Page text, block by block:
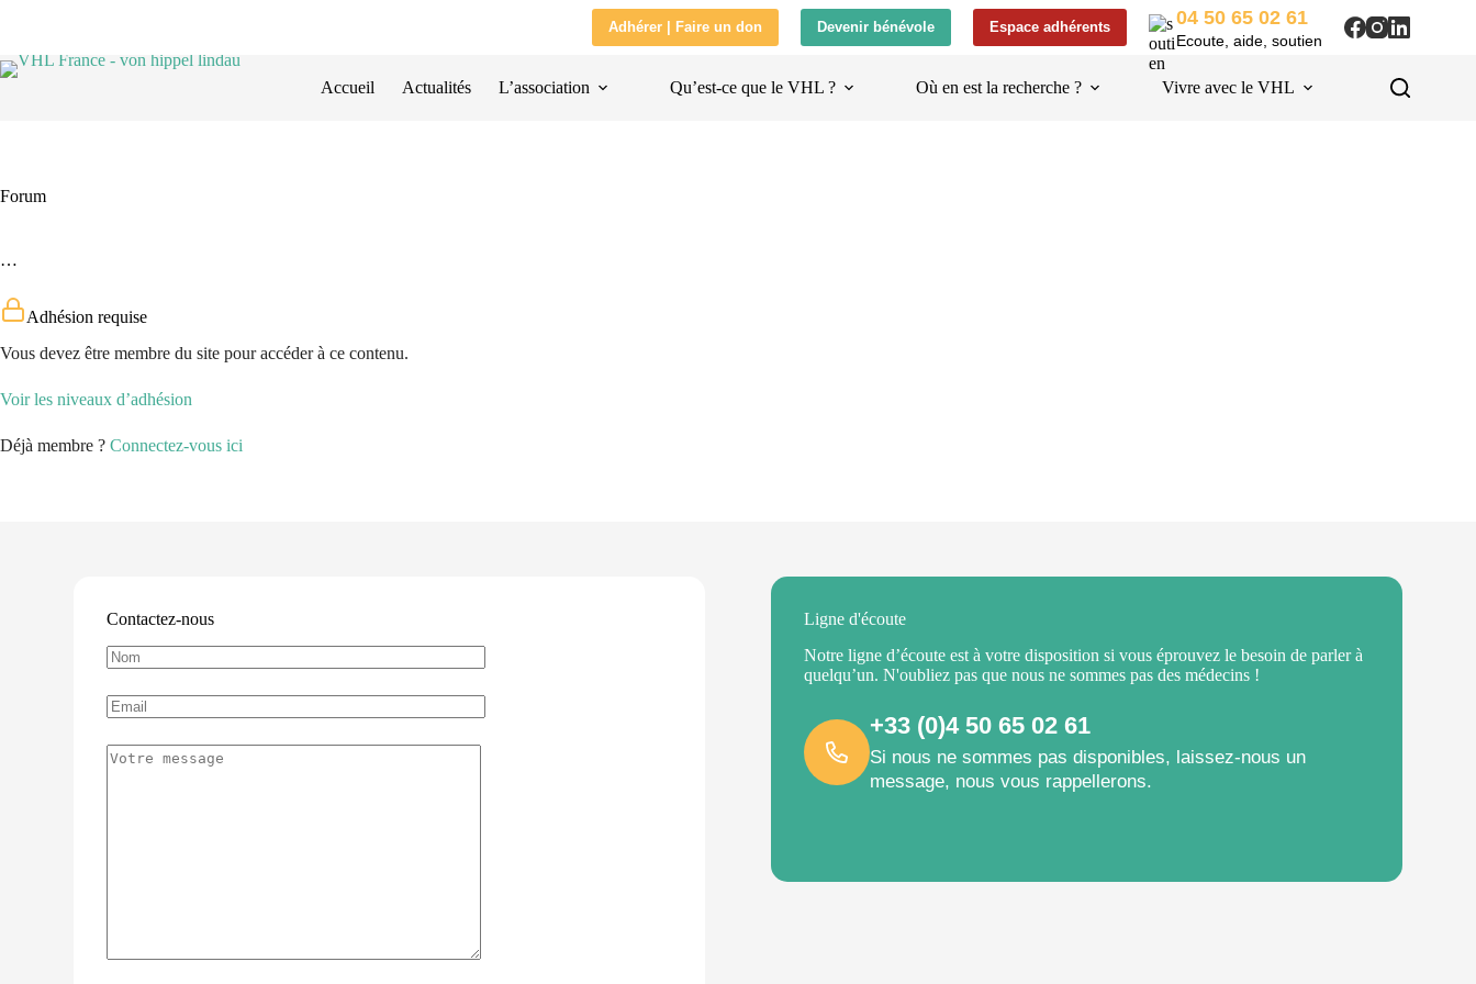
Adhérer | Faire un don Devenir bénévole Espace adhérents 04 50 65 02 61
Ecoute, aide, soutien
Accueil Actualités L’association Qu’est-ce que le VHL ? Où en est la recherche ? Vivre avec le VHL Liens utiles
Forum
…
Adhésion requise
Vous devez être membre du site pour accéder à ce contenu.
Voir les niveaux d’adhésion
Déjà membre ? Connectez-vous ici
Contactez-nous
Ligne d'écoute
Notre ligne d’écoute est à votre disposition si vous éprouvez le besoin de parler à
quelqu’un. N'oubliez pas que nous ne sommes pas des médecins !
+33 (0)4 50 65 02 61
Si nous ne sommes pas disponibles, laissez-nous un
message, nous vous rappellerons.